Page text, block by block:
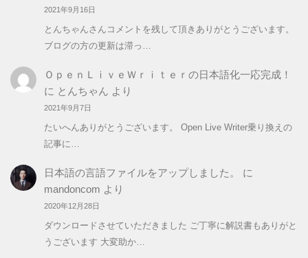
2021年9月16日
とんちゃんさんコメントを残して頂きありがとうございます。
ブログの方の更新は滞っ…
ＯｐｅｎＬｉｖｅＷｒｉｔｅｒの日本語化一応完成！
に とんちゃん より
2021年9月7日
たいへんありがとうございます。 Open Live Writer乗り換えの
記事に…
日本語の言語ファイルをアップしました。
に
mandoncom より
2020年12月28日
ダウンロードさせていただきました ご丁寧に解説書もありがと
うございます 大変助か…